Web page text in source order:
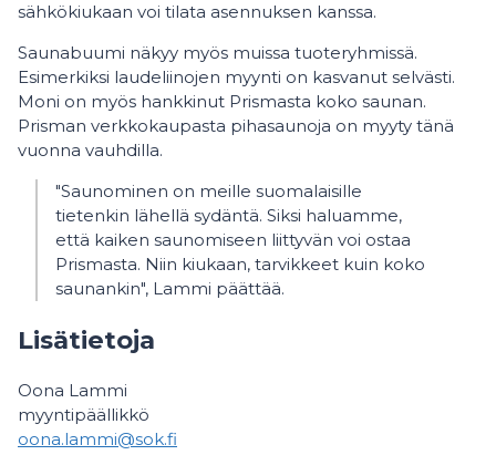
sähkökiukaan voi tilata asennuksen kanssa.
Saunabuumi näkyy myös muissa tuoteryhmissä.
Esimerkiksi laudeliinojen myynti on kasvanut selvästi.
Moni on myös hankkinut Prismasta koko saunan.
Prisman verkkokaupasta pihasaunoja on myyty tänä
vuonna vauhdilla.
"Saunominen on meille suomalaisille
tietenkin lähellä sydäntä. Siksi haluamme,
että kaiken saunomiseen liittyvän voi ostaa
Prismasta. Niin kiukaan, tarvikkeet kuin koko
saunankin", Lammi päättää.
Lisätietoja
Oona Lammi
myyntipäällikkö
oona.lammi@sok.fi